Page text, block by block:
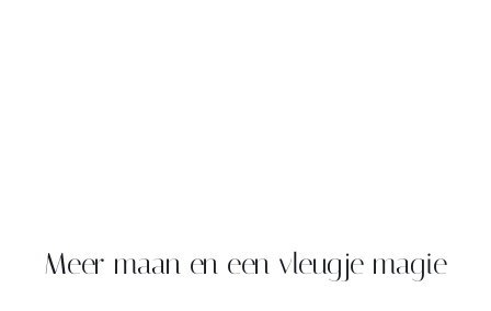
Meer maan en een vleugje magie